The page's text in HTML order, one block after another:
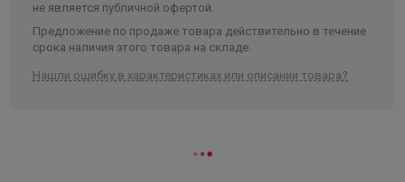
не является публичной офертой.
Предложение по продаже товара действительно в течение
срока наличия этого товара на складе.
Нашли ошибку в характеристиках или описании товара?